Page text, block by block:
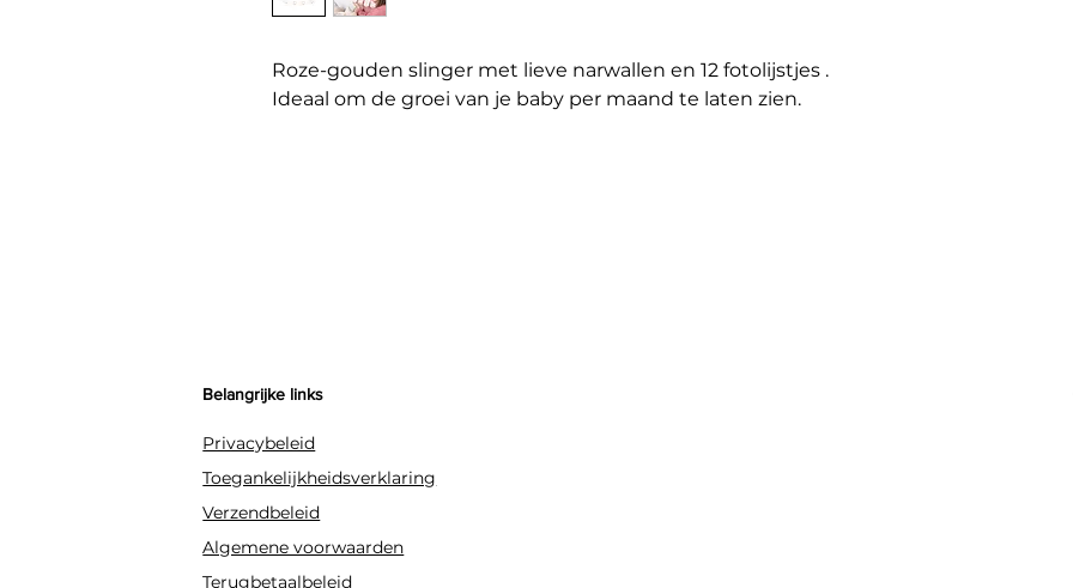
Roze-gouden slinger met lieve narwallen en 12 fotolijstjes .
Ideaal om de groei van je baby per maand te laten zien.
Belangrijke links
Privacybeleid
Toegankelijkheidsverklaring
Verzendbeleid
Algemene voorwaarden
Terugbetaalbeleid